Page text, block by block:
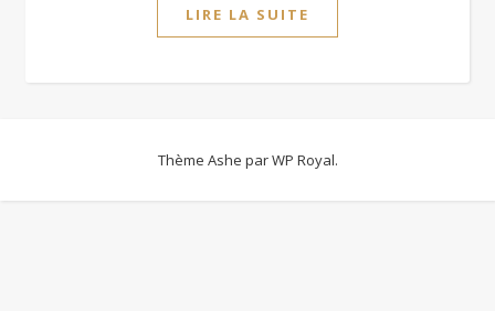
LIRE LA SUITE
Thème Ashe parWP Royal.